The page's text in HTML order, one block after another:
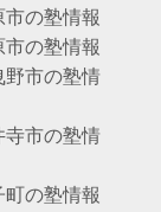
市の塾情報
市の塾情報
野市の塾情
寺市の塾情
町の塾情報